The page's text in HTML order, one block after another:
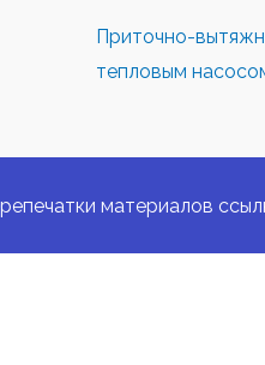
Приточно-
тепловым
материалов